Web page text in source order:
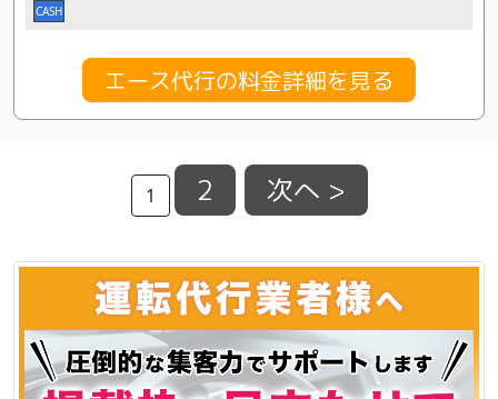
CASH
エース代行の料金詳細を見る
1 2 次へ >